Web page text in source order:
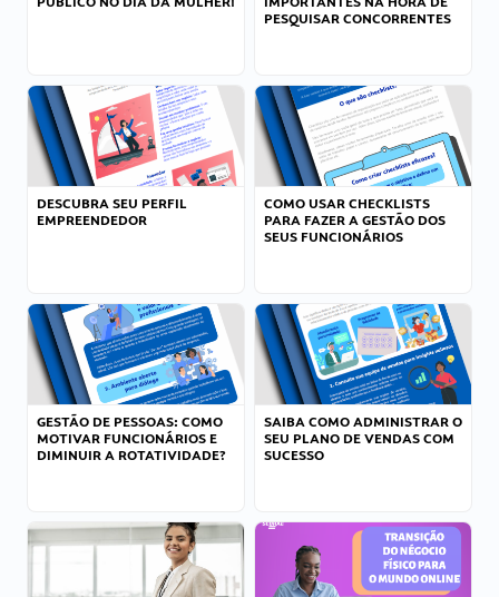
PESQUISAR CONCORRENTES
DESCUBRA SEU PERFIL
EMPREENDEDOR
COMO USAR CHECKLISTS
PARA FAZER A GESTÃO DOS
SEUS FUNCIONÁRIOS
GESTÃO DE PESSOAS: COMO
MOTIVAR FUNCIONÁRIOS E
DIMINUIR A ROTATIVIDADE?
SAIBA COMO ADMINISTRAR O
SEU PLANO DE VENDAS COM
SUCESSO